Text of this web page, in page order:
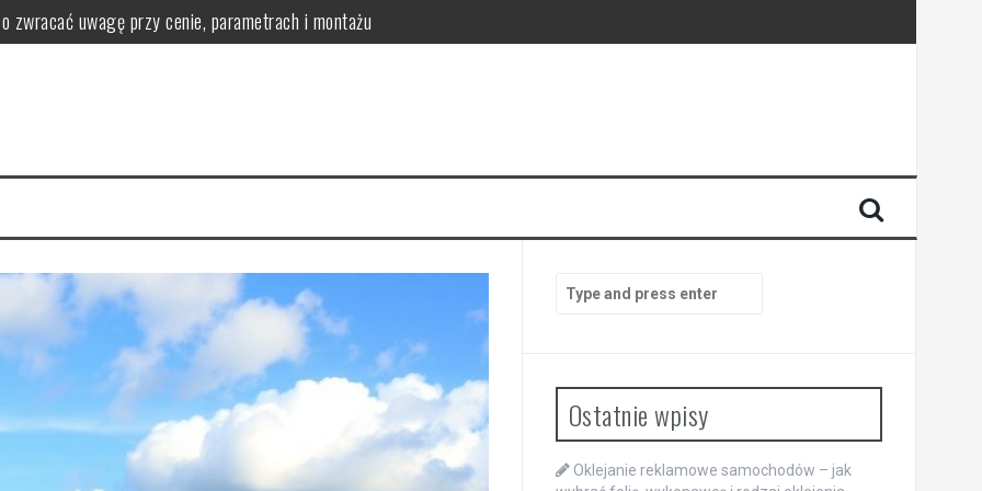
zwracać uwagę przy cenie, parametrach i montażu
wydmy (Słowiński Park Narodowy)
folię, wykonawcę i rodzaj oklejenia
for:
Ostatnie wpisy
Oklejanie reklamowe samochodów – jak